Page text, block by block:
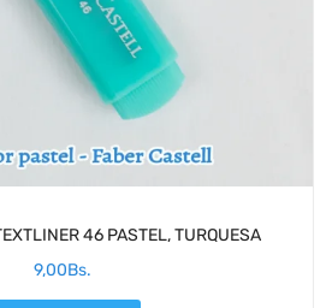
46 PASTEL, TURQUESA
9,00Bs.